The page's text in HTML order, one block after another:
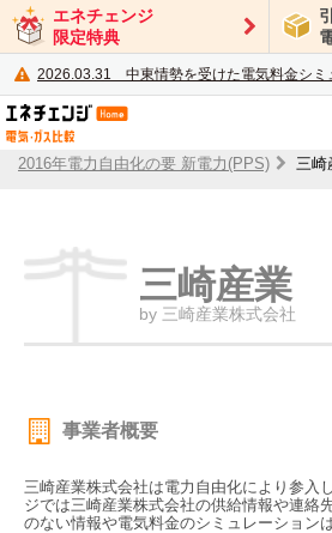
エネチェンジ
限定特典
2026.03.31
電力・ガス比較サイ
2016年電力自由化の要 新電力(PPS) 三崎
三崎産業
by 三崎産業株式会社
事業者概要
三崎産業株式会社は電力自由化により参入
ジでは三崎産業株式会社の供給情報や連絡
のない情報や電気料金のシミュレーション